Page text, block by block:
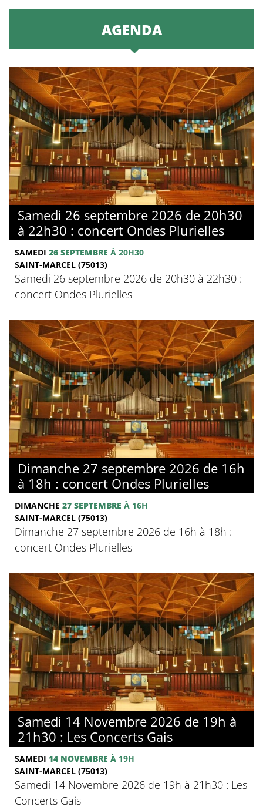
AGENDA
Samedi 26 septembre 2026 de 20h30
à 22h30 : concert Ondes Plurielles
SAMEDI 26 SEPTEMBRE À 20H30
SAINT-MARCEL (75013)
Samedi 26 septembre 2026 de 20h30 à 22h30 :
concert Ondes Plurielles
Dimanche 27 septembre 2026 de 16h
à 18h : concert Ondes Plurielles
DIMANCHE 27 SEPTEMBRE À 16H
SAINT-MARCEL (75013)
Dimanche 27 septembre 2026 de 16h à 18h :
concert Ondes Plurielles
Samedi 14 Novembre 2026 de 19h à
21h30 : Les Concerts Gais
SAMEDI 14 NOVEMBRE À 19H
SAINT-MARCEL (75013)
Samedi 14 Novembre 2026 de 19h à 21h30 : Les
Concerts Gais